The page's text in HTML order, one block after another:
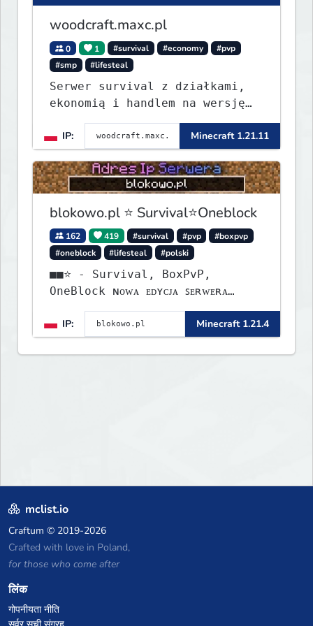
woodcraft.maxc.pl
0 1 #survival #economy
#pvp
#smp
#lifesteal
Serwer survival z działkami,
ekonomią i handlem na wersję
1.8 - 26.1.1. Rekru ON
IP:
Minecraft 1.21.11
blokowo.pl ⭐ Survival⭐Oneblock
162 419 #survival #pvp
#boxpvp
#oneblock
#lifesteal #polski
■■⭐ - Survival, BoxPvP,
OneBlock ɴᴏᴡᴀ ᴇᴅʏᴄᴊᴀ ꜱᴇʀᴡᴇʀᴀ
IP:
Minecraft 1.21.4
mclist.io
Craftum © 2019-2026
Crafted with love in Poland,
for those who come after
लिंक
गोपनीयता नीति